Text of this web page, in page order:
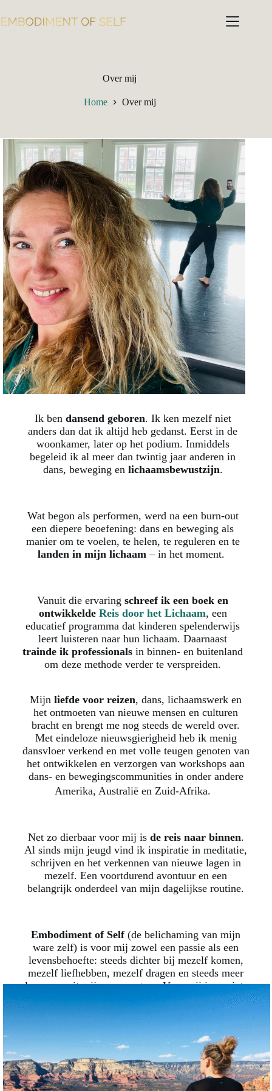
Over mij
Home Over mij
Ik ben dansend geboren. Ik ken mezelf niet
anders dan dat ik altijd heb gedanst. Eerst in de
woonkamer, later op het podium. Inmiddels
begeleid ik al meer dan twintig jaar anderen in
dans, beweging en lichaamsbewustzijn.
Wat begon als performen, werd na een burn-out
een diepere beoefening: dans en beweging als
manier om te voelen, te helen, te reguleren en te
landen in mijn lichaam – in het moment.
Vanuit die ervaringschreef ik een boek en
ontwikkelde Reis door het Lichaam, een
educatief programma dat kinderen spelenderwijs
leert luisteren naar hun lichaam. Daarnaast
trainde ik professionals in binnen- en buitenland
om deze methode verder te verspreiden.
Mijnliefde voor reizen, dans, lichaamswerk en
het ontmoeten van nieuwe mensen en culturen
bracht en brengt me nog steeds de wereld over.
Met eindeloze nieuwsgierigheid heb ik menig
dansvloer verkend en met volle teugen genoten van
het ontwikkelen en verzorgen van workshops aan
dans- en bewegingscommunities in onder andere
Amerika, Australië en Zuid-Afrika.
Net zo dierbaar voor mij is de reis naar binnen.
Al sinds mijn jeugd vind ik inspiratie in meditatie,
schrijven en het verkennen van nieuwe lagen in
mezelf. Een voortdurend avontuur en een
belangrijk onderdeel van mijn dagelijkse routine.
Embodiment of Self(de belichaming van mijn
ware zelf) is voor mij zowel een passie als een
levensbehoefte: steeds dichter bij mezelf komen,
mezelf liefhebben, mezelf dragen en steeds meer
leven vanuit mijn ware natuur. Voor mij is er niets
bevredigenders dan dat!